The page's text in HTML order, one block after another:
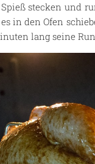
stecken und
in den Ofen
lang seine